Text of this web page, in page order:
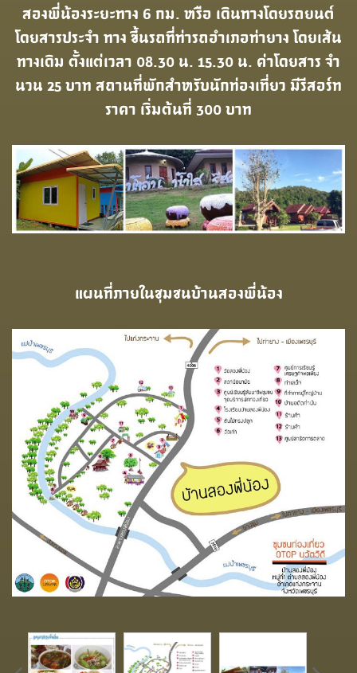
สองพี่น้องระยะทาง 6 กม. หรือ เดินทางโดยรถยนต์
โดยสารประจํา ทาง ขึ้นรถที่ท่ารถอําเภอท่ายาง โดยเส้น
ทางเดิม ตั้งแต่เวลา 08.30 น. 15.30 น. ค่าโดยสาร จํา
นวน 25 บาท สถานที่พักสําหรับนักท่องเที่ยว มีรีสอร์ท
ราคา เริ่มต้นที่ 300 บาท
แผนที่ภายในชุมชนบ้านสองพี่น้อง